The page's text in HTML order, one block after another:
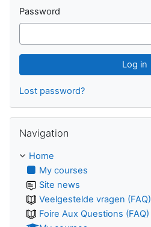
Password
Lost password?
Navigation
Home
My courses
Site news
Veelgestelde vragen (FAQ)
Foire Aux Questions (FAQ)